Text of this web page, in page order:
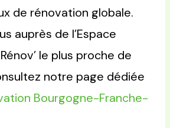
de rénovation globale.
auprès de l’Espace
le plus proche de
notre page dédiée
Bourgogne-Franche-